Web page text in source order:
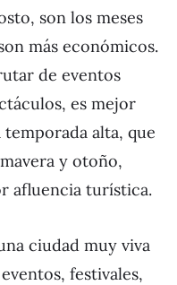
son los meses
más económicos.
de eventos
es mejor
alta, que
y otoño,
afluencia turística.
ciudad muy viva
festivales,